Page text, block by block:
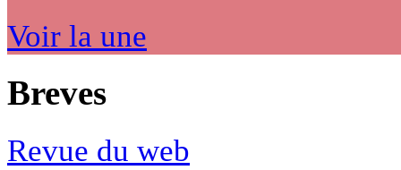
Voir la une
Breves
Revue du web